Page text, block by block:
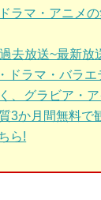
ラマ・アニメ
去放送~最新放
ドラマ・バラ
、グラビア・
3か月間無料で
ら!